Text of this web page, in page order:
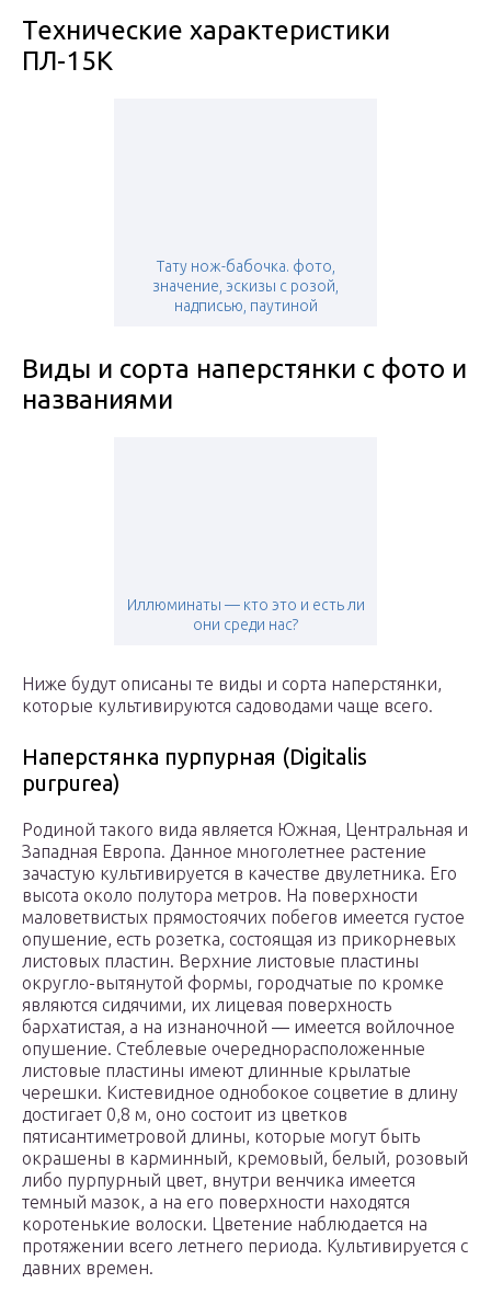
Технические характеристики
ПЛ-15К
Тату нож-бабочка. фото,
значение, эскизы с розой,
надписью, паутиной
Виды и сорта наперстянки с фото и
названиями
Иллюминаты — кто это и есть ли
они среди нас?
Ниже будут описаны те виды и сорта наперстянки,
которые культивируются садоводами чаще всего.
Наперстянка пурпурная (Digitalis
purpurea)
Родиной такого вида является Южная, Центральная и
Западная Европа. Данное многолетнее растение
зачастую культивируется в качестве двулетника. Его
высота около полутора метров. На поверхности
маловетвистых прямостоячих побегов имеется густое
опушение, есть розетка, состоящая из прикорневых
листовых пластин. Верхние листовые пластины
округло-вытянутой формы, городчатые по кромке
являются сидячими, их лицевая поверхность
бархатистая, а на изнаночной ― имеется войлочное
опушение. Стеблевые очереднорасположенные
листовые пластины имеют длинные крылатые
черешки. Кистевидное однобокое соцветие в длину
достигает 0,8 м, оно состоит из цветков
пятисантиметровой длины, которые могут быть
окрашены в карминный, кремовый, белый, розовый
либо пурпурный цвет, внутри венчика имеется
темный мазок, а на его поверхности находятся
коротенькие волоски. Цветение наблюдается на
протяжении всего летнего периода. Культивируется с
давних времен.